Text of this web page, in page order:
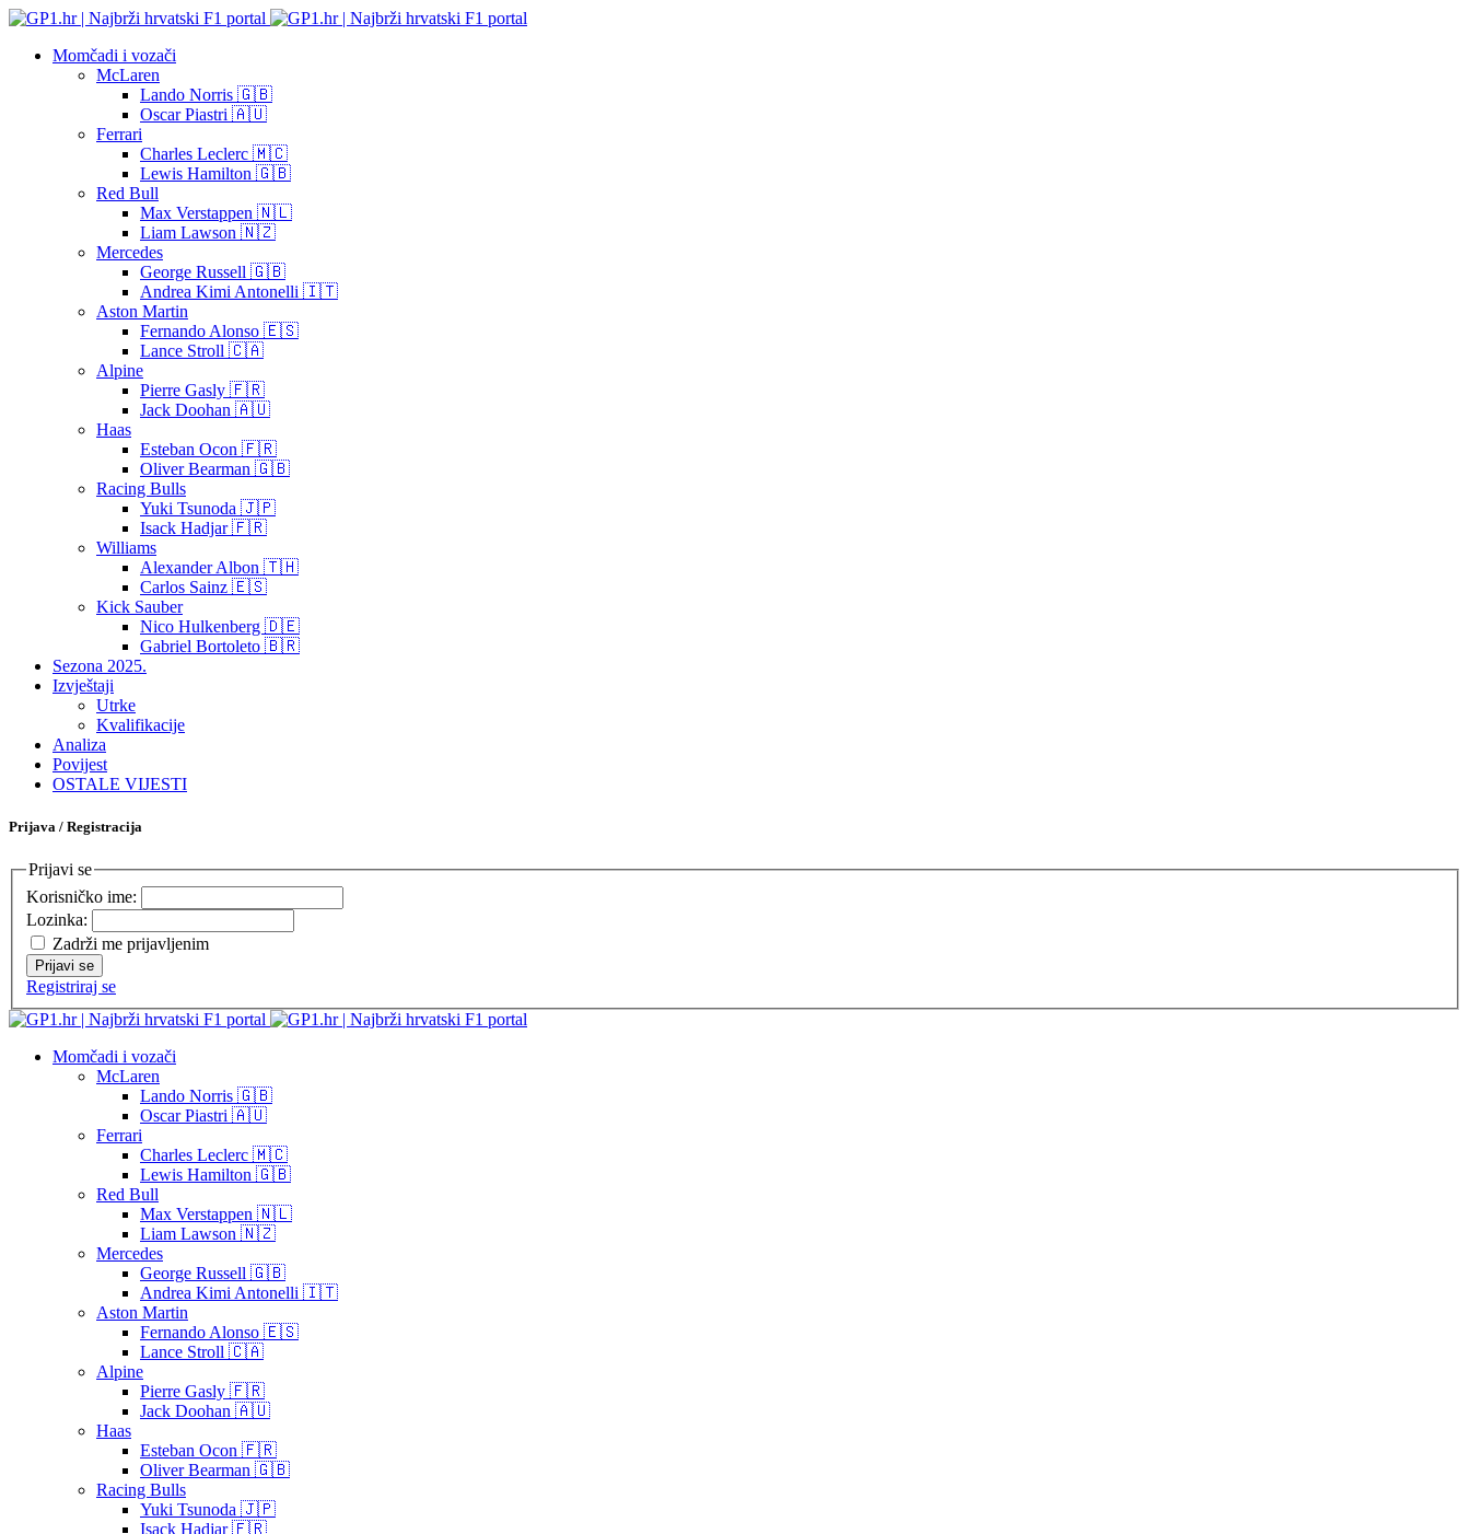
Momčadi i vozači
McLaren
Lando Norris 🇬🇧
Oscar Piastri 🇦🇺
Ferrari
Charles Leclerc 🇲🇨
Lewis Hamilton 🇬🇧
Red Bull
Max Verstappen 🇳🇱
Liam Lawson 🇳🇿
Mercedes
George Russell 🇬🇧
Andrea Kimi Antonelli 🇮🇹
Aston Martin
Fernando Alonso 🇪🇸
Lance Stroll 🇨🇦
Alpine
Pierre Gasly 🇫🇷
Jack Doohan 🇦🇺
Haas
Esteban Ocon 🇫🇷
Oliver Bearman 🇬🇧
Racing Bulls
Yuki Tsunoda 🇯🇵
Isack Hadjar 🇫🇷
Williams
Alexander Albon 🇹🇭
Carlos Sainz 🇪🇸
Kick Sauber
Nico Hulkenberg 🇩🇪
Gabriel Bortoleto 🇧🇷
Sezona 2025.
Izvještaji
Utrke
Kvalifikacije
Analiza
Povijest
OSTALE VIJESTI
Prijava / Registracija
Prijavi se
Korisničko ime:
Lozinka:
Zadrži me prijavljenim
Prijavi se
Registriraj se
Momčadi i vozači
McLaren
Lando Norris 🇬🇧
Oscar Piastri 🇦🇺
Ferrari
Charles Leclerc 🇲🇨
Lewis Hamilton 🇬🇧
Red Bull
Max Verstappen 🇳🇱
Liam Lawson 🇳🇿
Mercedes
George Russell 🇬🇧
Andrea Kimi Antonelli 🇮🇹
Aston Martin
Fernando Alonso 🇪🇸
Lance Stroll 🇨🇦
Alpine
Pierre Gasly 🇫🇷
Jack Doohan 🇦🇺
Haas
Esteban Ocon 🇫🇷
Oliver Bearman 🇬🇧
Racing Bulls
Yuki Tsunoda 🇯🇵
Isack Hadjar 🇫🇷